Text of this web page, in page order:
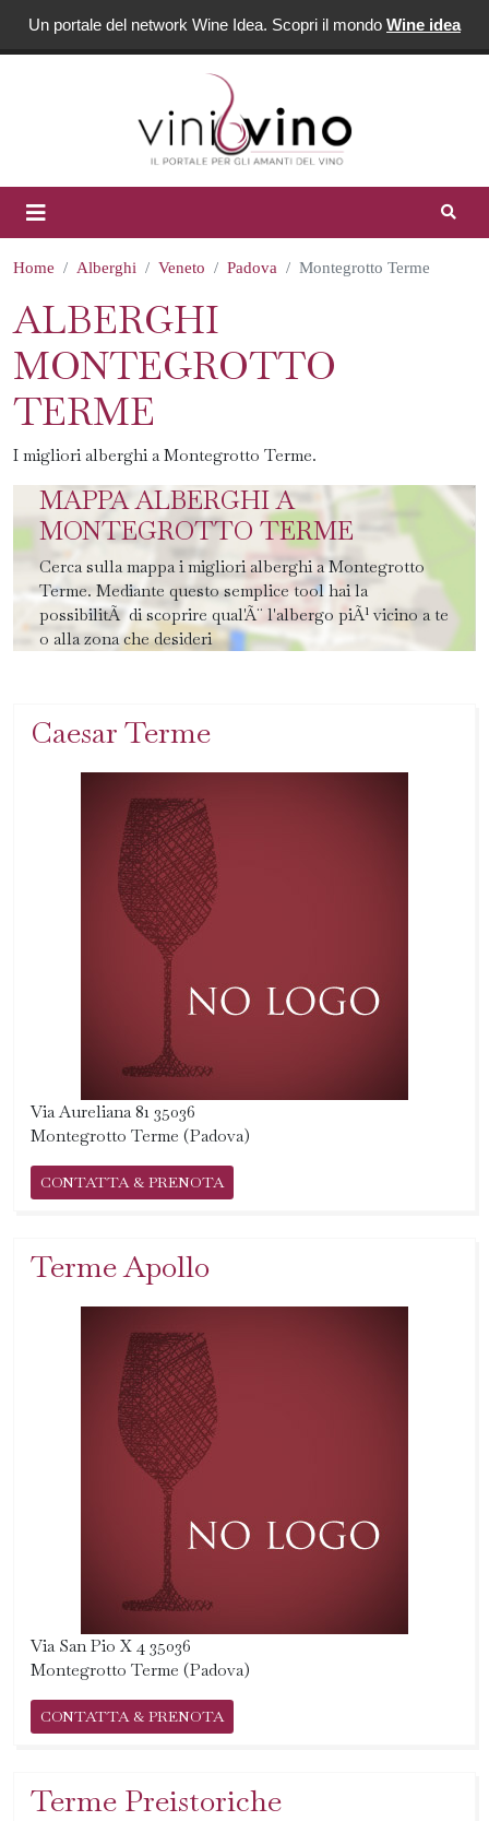
Un portale del network Wine Idea. Scopri il mondo Wine idea
Home Alberghi Veneto Padova Montegrotto Terme
ALBERGHI
MONTEGROTTO
TERME
I migliori alberghi a Montegrotto Terme.
MAPPA ALBERGHI A
MONTEGROTTO TERME
Cerca sulla mappa i migliori alberghi a Montegrotto
Terme. Mediante questo semplice tool hai la
possibilitÃ di scoprire qual'Ã¨ l'albergo piÃ¹ vicino a te
o alla zona che desideri
Caesar Terme
Via Aureliana 81 35036
Montegrotto Terme (Padova)
CONTATTA & PRENOTA
Terme Apollo
Via San Pio X 4 35036
Montegrotto Terme (Padova)
CONTATTA & PRENOTA
Terme Preistoriche